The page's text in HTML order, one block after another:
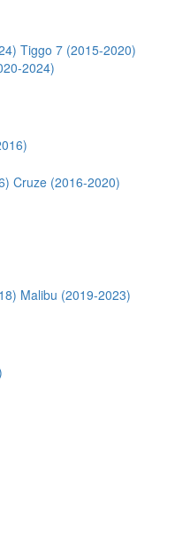
Tiggo 7 (2015-2020)
2024)
Cruze (2016-2020)
Malibu (2019-2023)